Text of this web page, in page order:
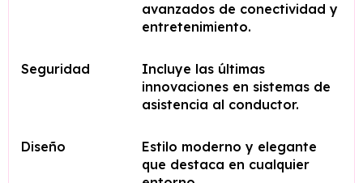
avanzados de conectividad y
entretenimiento.
Seguridad
Incluye las últimas
innovaciones en sistemas de
asistencia al conductor.
Diseño
Estilo moderno y elegante
que destaca en cualquier